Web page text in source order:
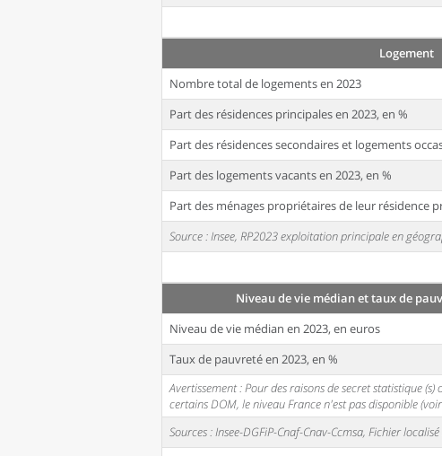
Logement
Nombre total de logements en 2023
Part des résidences principales en 2023, en %
Part des résidences secondaires et logements
Part des logements vacants en 2023, en %
Part des ménages propriétaires de leur résidence
Source : Insee, RP2023 exploitation principale en
Niveau de vie médian et taux de
Niveau de vie médian en 2023, en euros
Taux de pauvreté en 2023, en %
Avertissement : Pour des raisons de secret statistique
certains DOM, le niveau France n'est pas disponible
Sources : Insee-DGFiP-Cnaf-Cnav-Ccmsa, Fichier